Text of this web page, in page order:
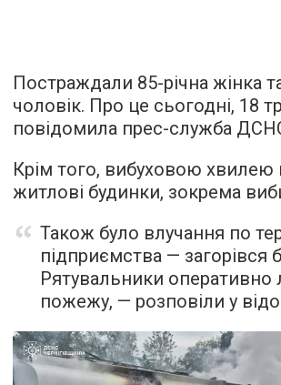
Постраждали 85-річна жінка
чоловік. Про це сьогодні, 18
повідомила прес-служба
Крім того, вибуховою
житлові будинки, зокрема
Також було влучання по
підприємства — загорівся
Рятувальники оперативно
пожежу, — розповіли у